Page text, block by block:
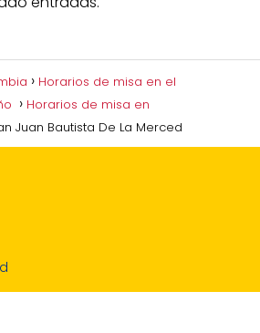
Horarios de misa en el
Horarios de misa en
Juan Bautista De La Merced